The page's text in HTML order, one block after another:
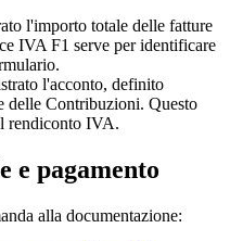
l'importo totale delle fatture
IVA F1 serve per identificare
l'acconto, definito
delle Contribuzioni. Questo
rendiconto IVA.
e pagamento
alla documentazione: